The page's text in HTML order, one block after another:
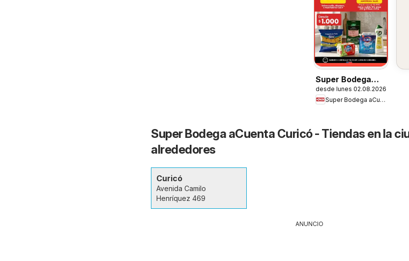
Super Bodega
aCuenta Ofertas
desde lunes 02.08.2026
Super Bodega aCuenta
Super Bodega aCuenta Curicó - Tiendas en la
alrededores
Curicó
Avenida Camilo
Henríquez 469
ANUNCIO